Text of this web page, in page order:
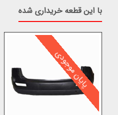
با این قطعه خریداری شده
پایان موجودی